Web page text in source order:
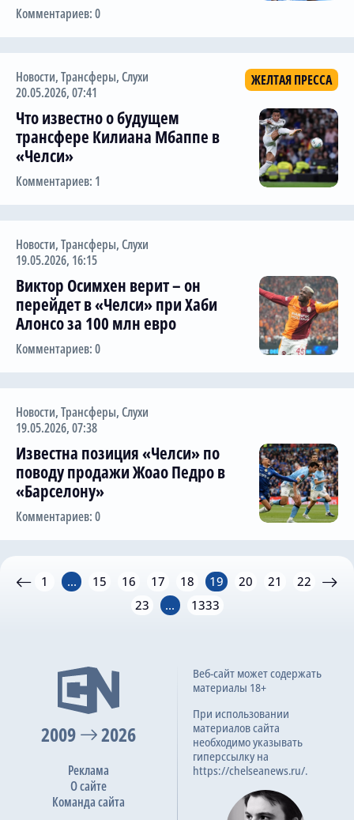
Комментариев: 0
Новости,Трансферы,Слухи
20.05.2026, 07:41
ЖЕЛТАЯ ПРЕССА
Что известно о будущем
трансфере Килиана Мбаппе в
«Челси»
Комментариев: 1
Новости,Трансферы,Слухи
19.05.2026, 16:15
Виктор Осимхен верит – он
перейдет в «Челси» при Хаби
Алонсо за 100 млн евро
Комментариев: 0
Новости,Трансферы,Слухи
19.05.2026, 07:38
Известна позиция «Челси» по
поводу продажи Жоао Педро в
«Барселону»
Комментариев: 0
1 ... 15 16 17 18 19 20 21
22
23
... 1333
2009 2026
Реклама
О сайте
Команда сайта
Веб-сайт может содержать
материалы 18+
При использовании
материалов сайта
необходимо указывать
гиперссылку на
https://chelseanews.ru/.